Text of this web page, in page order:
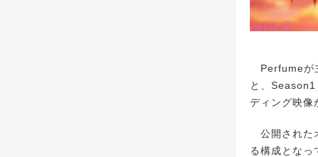
Perfumeが
と、Season1
ディング映像
公開された
る構成となっ